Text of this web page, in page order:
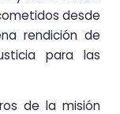
desde
rendición de
para las
de la misión